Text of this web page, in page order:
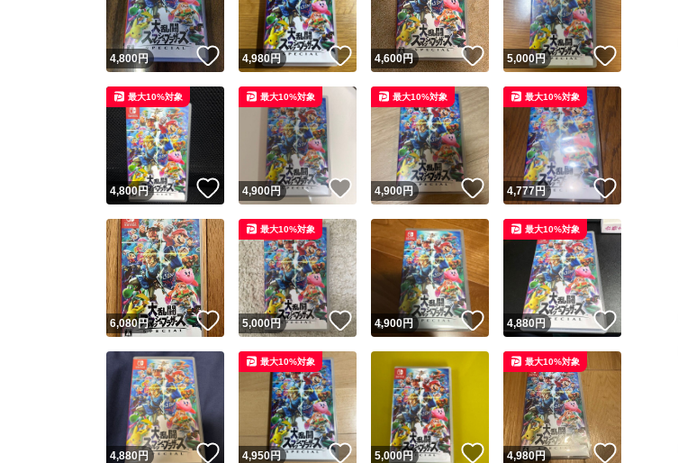
4,800円 いいね！
4,980円 いいね！
4,600円 いいね！
5,000円
4,800円 いいね！
最大10%対象
4,900円 いいね！
最大10%対象
4,900円 いいね！
最大10%対象
4,777円
最大10%対象
6,080円 いいね！
5,000円 いいね！
最大10%対象
4,900円 いいね！
4,880 円
最大10%対象
4,880円 いいね！
4,950円 いいね！
最大10%対象
5,000円 いいね！
4,980円
最大10%対象